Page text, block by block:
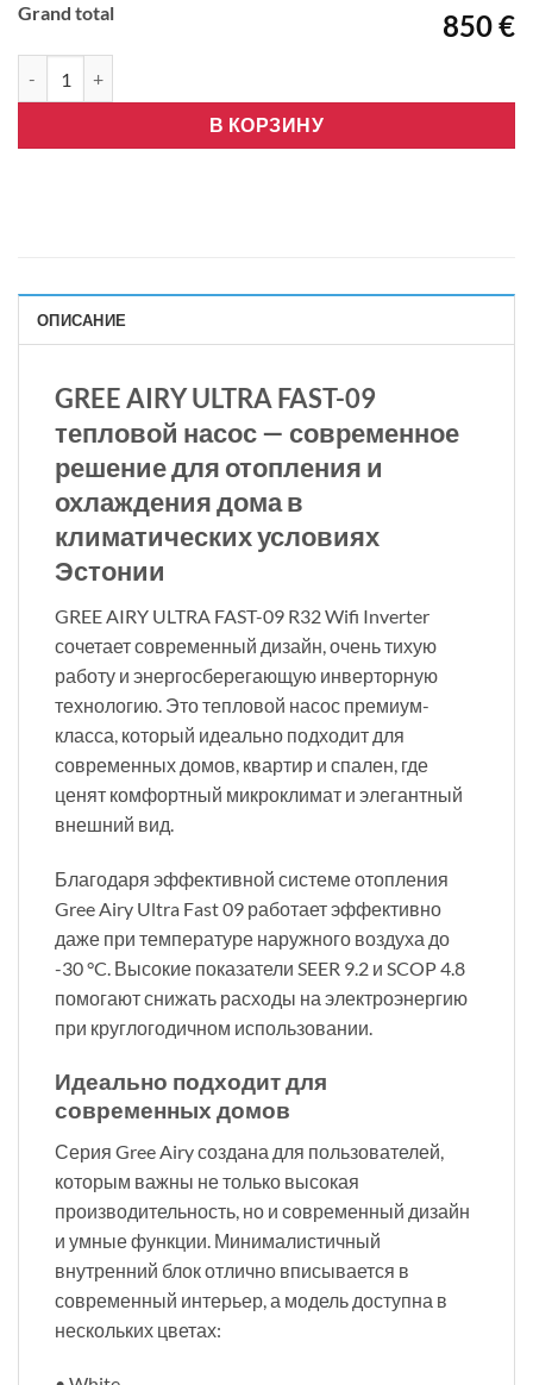
Grand total 850 €
В КОРЗИНУ
ОПИСАНИЕ
GREE AIRY ULTRA FAST-09
тепловой насос — современное
решение для отопления и
охлаждения дома в
климатических условиях
Эстонии
GREE AIRY ULTRA FAST-09 R32 Wifi Inverter
сочетает современный дизайн, очень тихую
работу и энергосберегающую инверторную
технологию. Это тепловой насос премиум-
класса, который идеально подходит для
современных домов, квартир и спален, где
ценят комфортный микроклимат и элегантный
внешний вид.
Благодаря эффективной системе отопления
Gree Airy Ultra Fast 09 работает эффективно
даже при температуре наружного воздуха до
-30 °C. Высокие показатели SEER 9.2 и SCOP 4.8
помогают снижать расходы на электроэнергию
при круглогодичном использовании.
Идеально подходит для
современных домов
Серия Gree Airy создана для пользователей,
которым важны не только высокая
производительность, но и современный дизайн
и умные функции. Минималистичный
внутренний блок отлично вписывается в
современный интерьер, а модель доступна в
нескольких цветах: